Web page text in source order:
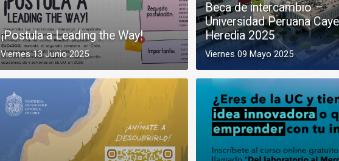
¡Postula a Leading the Way!
Viernes 13 Junio 2025
Beca de intercambio –
Universidad Peruana
Heredia 2025
Viernes 09 Mayo 2025